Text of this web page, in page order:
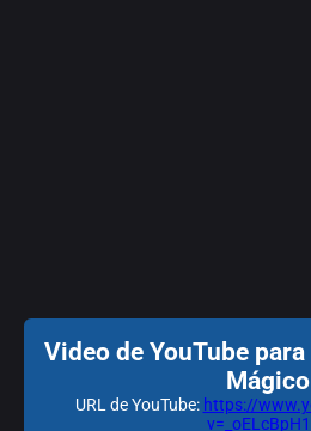
Video de YouTube
Mágico
URL de YouTube: https://